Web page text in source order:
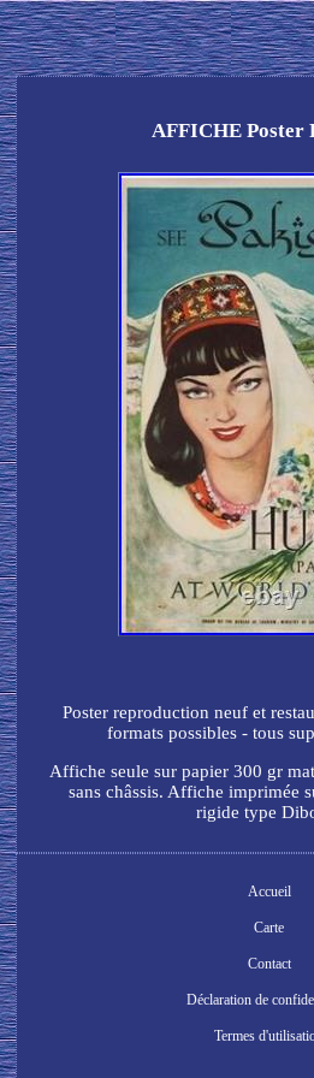
AFFICHE Poster
Poster reproduction neuf et
formats possibles - tous
Affiche seule sur papier 300 gr
sans châssis. Affiche imprimée
rigide type
Accueil
Carte
Contact
Déclaration de
Termes